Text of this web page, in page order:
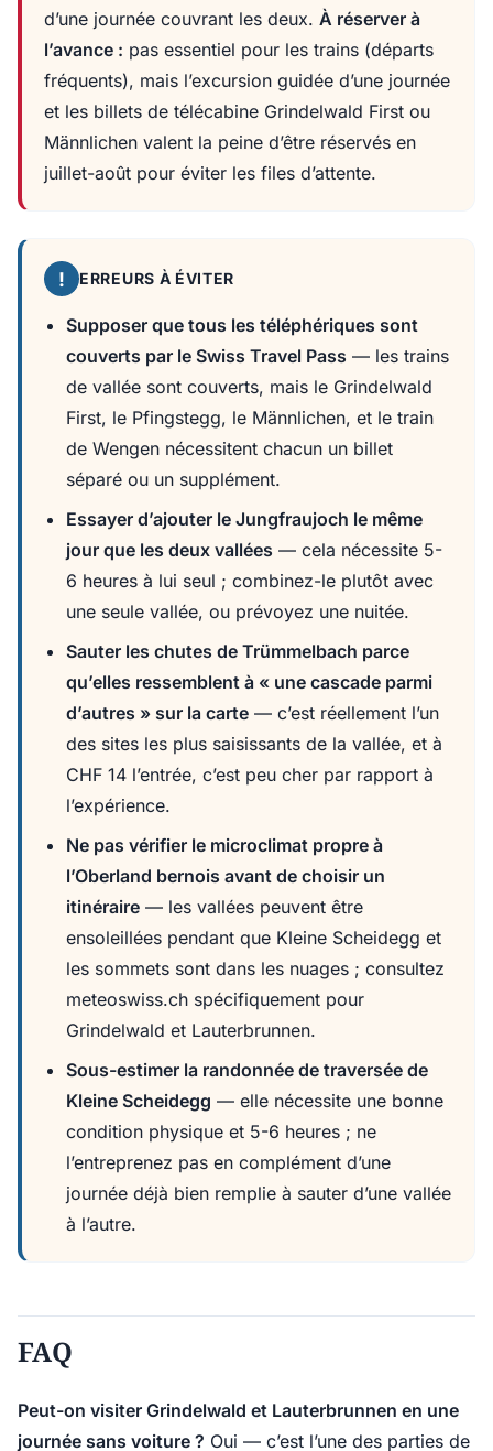
d’une journée couvrant les deux. À réserver à
l’avance : pas essentiel pour les trains (départs
fréquents), mais l’excursion guidée d’une journée
et les billets de télécabine Grindelwald First ou
Männlichen valent la peine d’être réservés en
juillet-août pour éviter les files d’attente.
! ERREURS À ÉVITER
Supposer que tous les téléphériques sont
couverts par le Swiss Travel Pass — les trains
de vallée sont couverts, mais le Grindelwald
First, le Pfingstegg, le Männlichen, et le train
de Wengen nécessitent chacun un billet
séparé ou un supplément.
Essayer d’ajouter le Jungfraujoch le même
jour que les deux vallées — cela nécessite 5-
6 heures à lui seul ; combinez-le plutôt avec
une seule vallée, ou prévoyez une nuitée.
Sauter les chutes de Trümmelbach parce
qu’elles ressemblent à « une cascade parmi
d’autres » sur la carte — c’est réellement l’un
des sites les plus saisissants de la vallée, et à
CHF 14 l’entrée, c’est peu cher par rapport à
l’expérience.
Ne pas vérifier le microclimat propre à
l’Oberland bernois avant de choisir un
itinéraire — les vallées peuvent être
ensoleillées pendant que Kleine Scheidegg et
les sommets sont dans les nuages ; consultez
meteoswiss.ch spécifiquement pour
Grindelwald et Lauterbrunnen.
Sous-estimer la randonnée de traversée de
Kleine Scheidegg — elle nécessite une bonne
condition physique et 5-6 heures ; ne
l’entreprenez pas en complément d’une
journée déjà bien remplie à sauter d’une vallée
à l’autre.
FAQ
Peut-on visiter Grindelwald et Lauterbrunnen en une
journée sans voiture ? Oui — c’est l’une des parties de